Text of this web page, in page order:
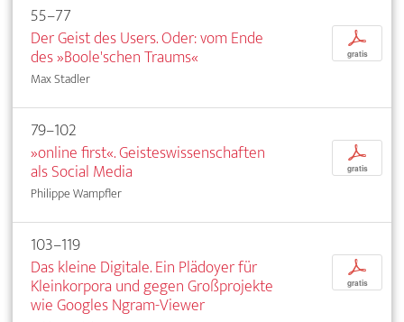
55–77
Der Geist des Users. Oder: vom Ende
des »Boole'schen Traums«
Max Stadler
p
gratis
79–102
»online first«. Geisteswissenschaften
als Social Media
Philippe Wampfler
p
gratis
103–119
Das kleine Digitale. Ein Plädoyer für
Kleinkorpora und gegen Großprojekte
wie Googles Ngram-Viewer
p
gratis